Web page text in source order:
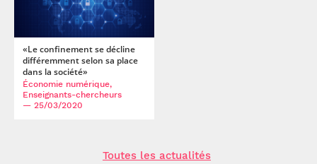
«Le confinement se décline
différemment selon sa place
dans la société»
Économie numérique,
Enseignants-chercheurs
— 25/03/2020
Toutes les actualités